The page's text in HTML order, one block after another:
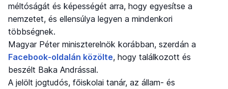
méltóságát és képességét arra, hogy egyesítse a
nemzetet, és ellensúlya legyen a mindenkori
többségnek.
Magyar Péter miniszterelnök korábban, szerdán a
Facebook-oldalán közölte, hogy találkozott és
beszélt Baka Andrással.
A jelölt jogtudós, főiskolai tanár, az állam- és